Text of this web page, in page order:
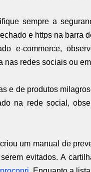
sempre a
e https na barra
e-commerce,
redes sociais ou
e de produtos
na rede social,
um manual de
evitados. A